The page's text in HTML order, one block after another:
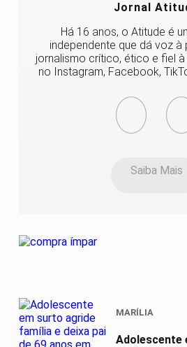
Jornal
Há 16 anos, o Atitude é
independente que dá voz
jornalismo crítico, ético e fiel
no Instagram, Facebook,
Saiba Mais
MARÍLIA
Adolescente